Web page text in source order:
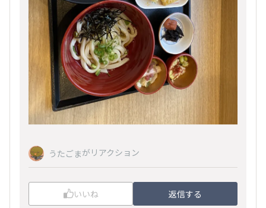
うたごまがリアクション
いいね 返信する